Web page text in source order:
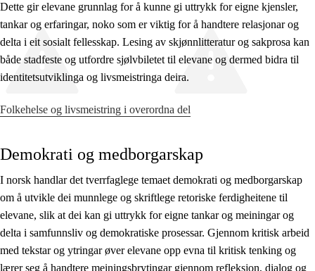
Dette gir elevane grunnlag for å kunne gi uttrykk for eigne kjensler,
tankar og erfaringar, noko som er viktig for å handtere relasjonar og
delta i eit sosialt fellesskap. Lesing av skjønnlitteratur og sakprosa kan
både stadfeste og utfordre sjølvbiletet til elevane og dermed bidra til
identitetsutviklinga og livsmeistringa deira.
Folkehelse og livsmeistring i overordna del
Demokrati og medborgarskap
I norsk handlar det tverrfaglege temaet demokrati og medborgarskap
om å utvikle dei munnlege og skriftlege retoriske ferdigheitene til
elevane, slik at dei kan gi uttrykk for eigne tankar og meiningar og
delta i samfunnsliv og demokratiske prosessar. Gjennom kritisk arbeid
med tekstar og ytringar øver elevane opp evna til kritisk tenking og
lærer seg å handtere meiningsbrytingar gjennom refleksjon, dialog og